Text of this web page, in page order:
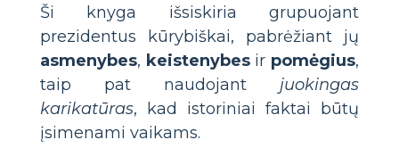
Ši knyga išsiskiria grupuojant
prezidentus kūrybiškai, pabrėžiant jų
asmenybes, keistenybesir pomėgius,
taip pat naudojant juokingas
karikatūras, kad istoriniai faktai būtų
įsimenami vaikams.